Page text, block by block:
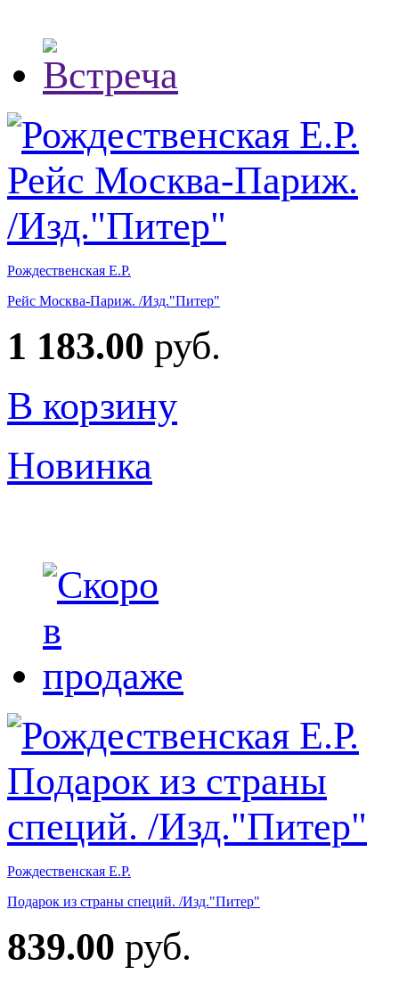
Рождественская Е.Р.
Рейс Москва-Париж. /Изд."Питер"
1 183.00 руб.
В корзину
Новинка
Рождественская Е.Р.
Подарок из страны специй. /Изд."Питер"
839.00 руб.